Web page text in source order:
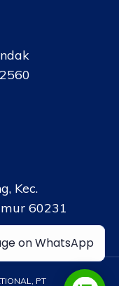
Kec.
60231
PT
on WhatsApp